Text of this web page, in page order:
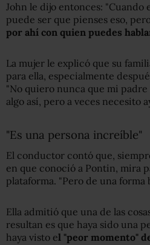
John le dijo entonces: "Cuando
puede ser que pienses eso,
por ahí con quien puedes
La mujer le explicó que su
para ella, especialmente
"No quiero nunca que mi
algo así, pero a veces necesito
"Es una persona increíble"
El conductor contó que,
en que conoció a Pontin, mira
plataforma. "Pero de una forma
Ella admitió que una de las
resultan es que haya sido una
haya visto el "peor momento"